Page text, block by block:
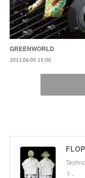
GREENWORLD
2012.06.05 15:00
ト。